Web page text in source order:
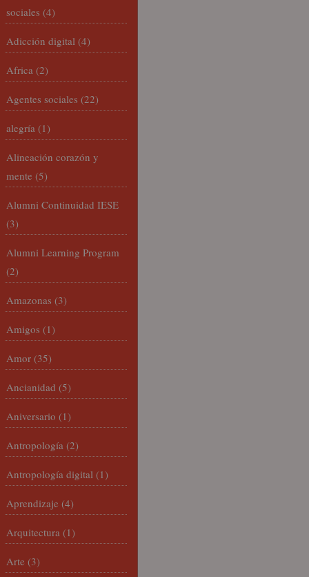
sociales (4)
Adicción digital (4)
Africa (2)
Agentes sociales (22)
alegría (1)
Alineación corazón y
mente (5)
Alumni Continuidad IESE
(3)
Alumni Learning Program
(2)
Amazonas (3)
Amigos (1)
Amor (35)
Ancianidad (5)
Aniversario (1)
Antropología (2)
Antropología digital (1)
Aprendizaje (4)
Arquitectura (1)
Arte (3)